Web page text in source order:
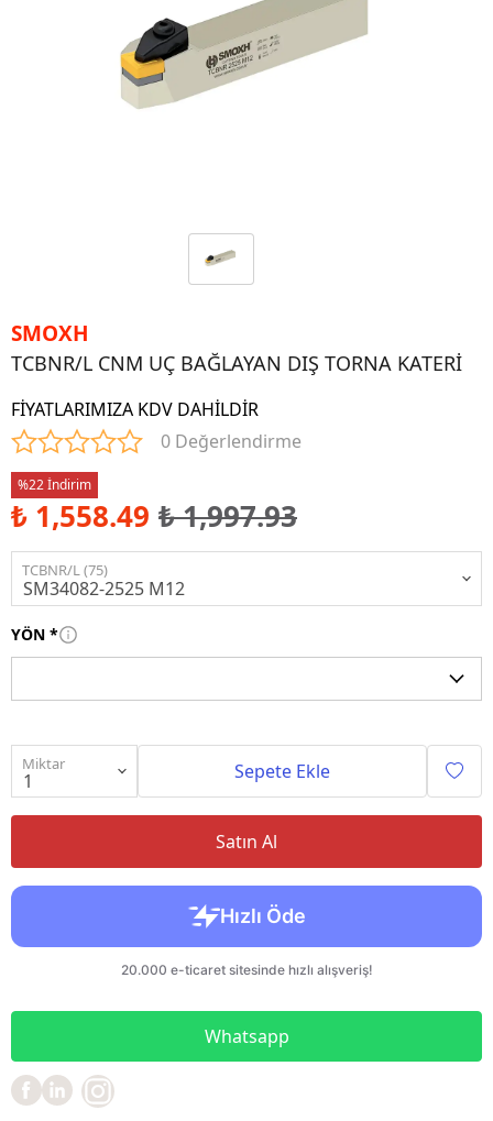
SMOXH
TCBNR/L CNM UÇ BAĞLAYAN DIŞ TORNA KATERİ
FİYATLARIMIZA KDV DAHİLDİR
0 Değerlendirme
%22 İndirim
₺ 1,558.49 ₺ 1,997.93
TCBNR/L (75)
YÖN *
Miktar Sepete Ekle
Satın Al
Whatsapp